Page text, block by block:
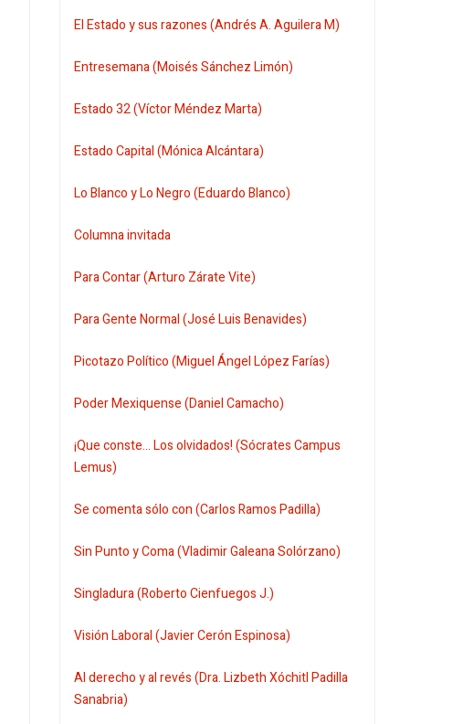
El Estado y sus razones (Andrés A. Aguilera M)
Entresemana (Moisés Sánchez Limón)
Estado 32 (Víctor Méndez Marta)
Estado Capital (Mónica Alcántara)
Lo Blanco y Lo Negro (Eduardo Blanco)
Columna invitada
Para Contar (Arturo Zárate Vite)
Para Gente Normal (José Luis Benavides)
Picotazo Político (Miguel Ángel López Farías)
Poder Mexiquense (Daniel Camacho)
¡Que conste... Los olvidados! (Sócrates Campus
Lemus)
Se comenta sólo con (Carlos Ramos Padilla)
Sin Punto y Coma (Vladimir Galeana Solórzano)
Singladura (Roberto Cienfuegos J.)
Visión Laboral (Javier Cerón Espinosa)
Al derecho y al revés (Dra. Lizbeth Xóchitl Padilla
Sanabria)